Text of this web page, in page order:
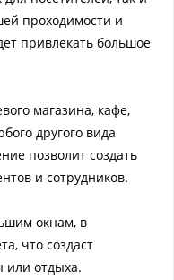
проходимости и
привлекать большое
магазина, кафе,
другого вида
позволит создать
и сотрудников.
окнам, в
что создаст
или отдыха.